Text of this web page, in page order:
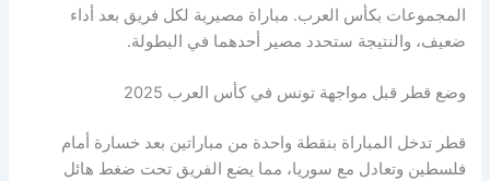
المجموعات بكأس العرب. مباراة مصيرية لكل فريق بعد أداء
ضعيف، والنتيجة ستحدد مصير أحدهما في البطولة.
وضع قطر قبل مواجهة تونس في كأس العرب 2025
قطر تدخل المباراة بنقطة واحدة من مباراتين بعد خسارة أمام
فلسطين وتعادل مع سوريا، مما يضع الفريق تحت ضغط هائل